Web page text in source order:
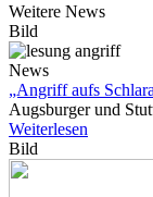
Weitere News
Bild
News
„Angriff aufs
Augsburger und
Weiterlesen
Bild